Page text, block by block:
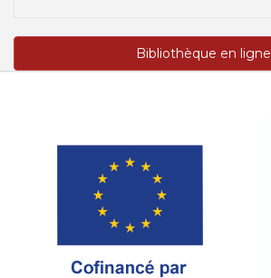
Bibliothèque en ligne